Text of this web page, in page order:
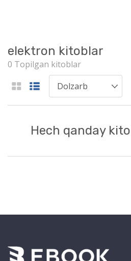
elektron kitoblar
0 Topilgan kitoblar
Hech qanday